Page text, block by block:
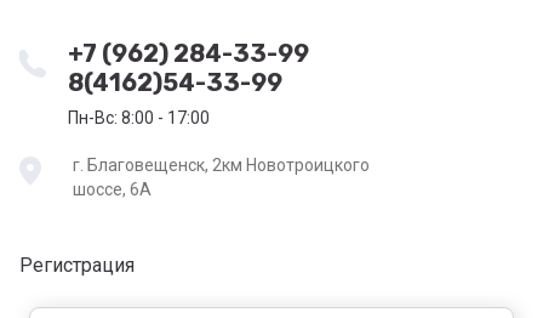
+7 (962) 284-33-99
8(4162)54-33-99
Пн-Вс: 8:00 - 17:00
г. Благовещенск, 2км Новотроицкого
шоссе, 6А
Регистрация